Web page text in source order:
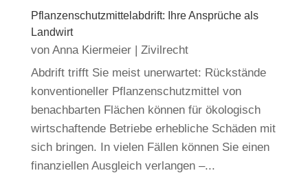
Pflanzenschutzmittelabdrift: Ihre Ansprüche als
Landwirt
von Anna Kiermeier| Zivilrecht
Abdrift trifft Sie meist unerwartet: Rückstände
konventioneller Pflanzenschutzmittel von
benachbarten Flächen können für ökologisch
wirtschaftende Betriebe erhebliche Schäden mit
sich bringen. In vielen Fällen können Sie einen
finanziellen Ausgleich verlangen –...